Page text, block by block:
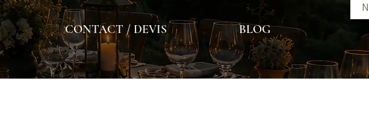
CONTACT / DEVIS BLOG